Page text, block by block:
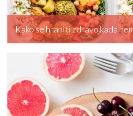
Kako se hraniti zdravo kada
editormd, October 20, 2025